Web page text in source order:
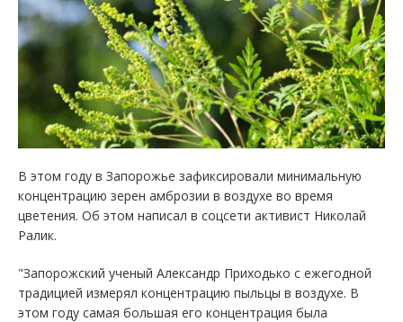
В этом году в Запорожье зафиксировали минимальную
концентрацию зерен амброзии в воздухе во время
цветения. Об этом написал в соцсети активист Николай
Ралик.
"Запорожский ученый Александр Приходько с ежегодной
традицией измерял концентрацию пыльцы в воздухе. В
этом году самая большая его концентрация была